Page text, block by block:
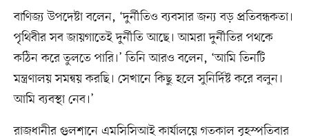
বাণিজ্য উপদেষ্টা বলেন, ‘দুর্নীতিও ব্যবসার জন্য বড় প্রতিবন্ধকতা।
পৃথিবীর সব জায়গাতেই দুর্নীতি আছে। আমরা দুর্নীতির পথকে
কঠিন করে তুলতে পারি।’ তিনি আরও বলেন, ‘আমি তিনটি
মন্ত্রণালয় সমন্বয় করছি। সেখানে কিছু হলে সুনির্দিষ্ট করে বলুন।
আমি ব্যবস্থা নেব।’
রাজধানীর গুলশানে এমসিসিআই কার্যালয়ে গতকাল বৃহস্পতিবার